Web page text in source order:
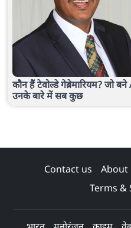
कौन हैं टेवोल्डे गेब्रेमारियम? जो
उनके बारे में सब कुछ
Contact us About
Terms &